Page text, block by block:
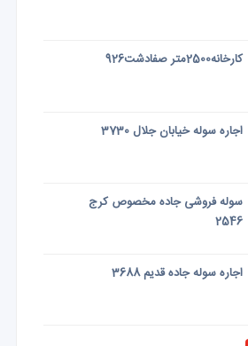
کارخانه2500متر صفادشت926
اجاره سوله خیابان جلال 3730
سوله فروشی جاده مخصوص کرج
2546
اجاره سوله جاده قدیم 3688